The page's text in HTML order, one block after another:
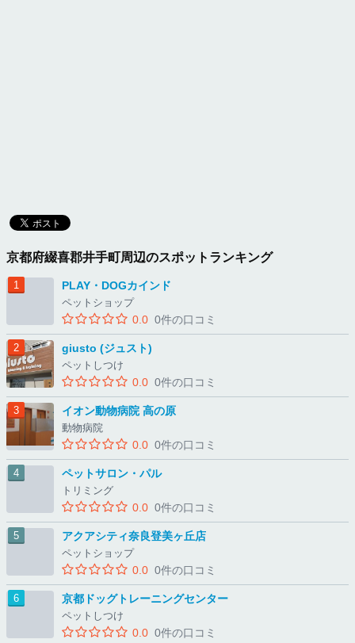
京都府綴喜郡井手町周辺のスポットランキング
PLAY・DOGカインド
ペットショップ
0.0 0件の口コミ
giusto (ジュスト)
ペットしつけ
0.0 0件の口コミ
イオン動物病院 高の原
動物病院
0.0 0件の口コミ
ペットサロン・パル
トリミング
0.0 0件の口コミ
アクアシティ奈良登美ヶ丘店
ペットショップ
0.0 0件の口コミ
京都ドッグトレーニングセンター
ペットしつけ
0.0 0件の口コミ